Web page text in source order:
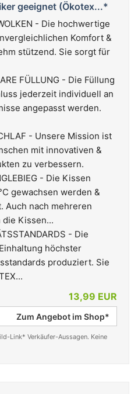
geeignet (Ökotex...*
- Die hochwertige
Komfort &
stützend. Sie sorgt für
FÜLLUNG - Die Füllung
jederzeit individuell an
angepasst werden.
- Unsere Mission ist
mit innovativen &
zu verbessern.
- Die Kissen
gewachsen werden &
Auch nach mehreren
die Kissen...
- Die
höchster
produziert. Sie
13,99 EUR
Zum Angebot im Shop*
Link* Verkäufer-Aussagen. Keine